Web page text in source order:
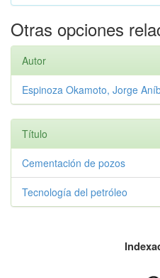
Otras opciones
Autor
Espinoza Okamoto, Jorge
Título
Cementación de pozos
Tecnología del petróleo